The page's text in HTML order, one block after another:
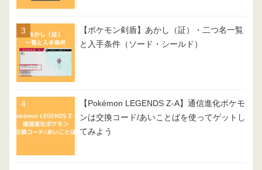
【ポケモン剣盾】あかし（証）・二つ名一覧
と入手条件（ソード・シールド）
【Pokémon LEGENDS Z-A】通信進化ポケモ
ンは交換コード/あいことばを使ってゲットし
てみよう